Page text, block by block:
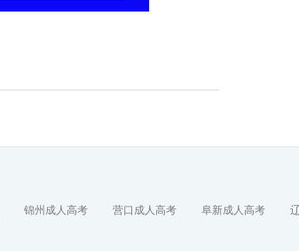
锦州成人高考 营口成人高考 阜新成人高考